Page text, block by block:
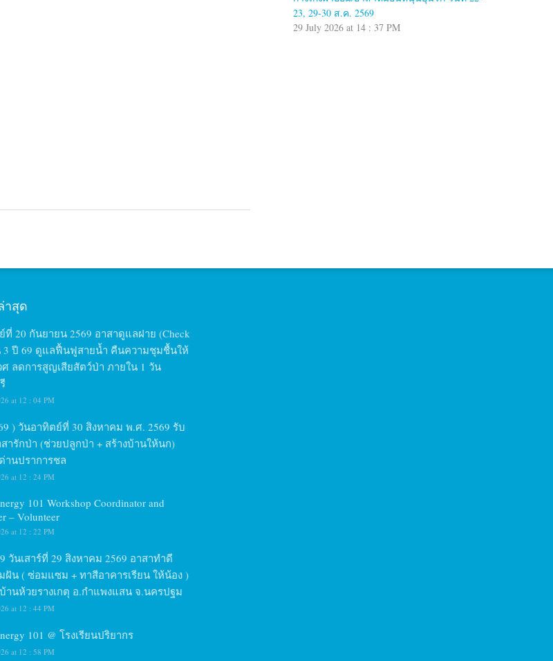
23, 29-30 ส.ค. 2569
29 July 2026 at 14 : 37 PM
าสุด
ที่ 20 กันยายน 2569 อาสาดูแลฝาย (Check
3 ปี 69 ดูแลฟื้นฟูสายน้ำ คืนความชุมชื้นให้
ศ ลดการสูญเสียสัตว์ป่า ภายใน 1 วัน
at 12 : 04 PM
) วันอาทิตย์ที่ 30 สิงหาคม พ.ศ. 2569 รับ
ารักป่า (ช่วยปลูกป่า + สร้างบ้านให้นก)
านปราการชล
at 12 : 24 PM
101 Workshop Coordinator and
– Volunteer
at 12 : 22 PM
วันเสาร์ที่ 29 สิงหาคม 2569 อาสาทำดี
ฝัน ( ซ่อมแซม + ทาสีอาคารเรียน ให้น้อง )
านห้วยรางเกตุ อ.กำแพงแสน จ.นครปฐม
at 12 : 44 PM
101 @ โรงเรียนปริยากร
at 12 : 58 PM